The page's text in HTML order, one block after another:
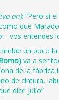
on): “Pero si
que
vos entendes
un poco la
va a ser
de la fábrica
de cintura,
dice Julio”